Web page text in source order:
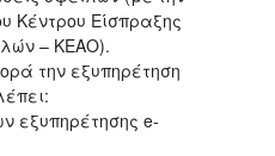
Κέντρου Είσπραξης
– ΚΕΑΟ).
την εξυπηρέτηση
εξυπηρέτησης e-